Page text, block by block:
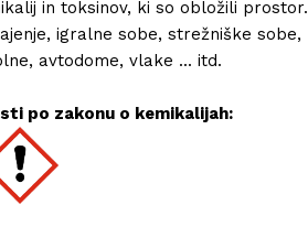
in toksinov, ki so obložili prostor.
igralne sobe, strežniške sobe,
avtodome, vlake ... itd.
po zakonu o kemikalijah: